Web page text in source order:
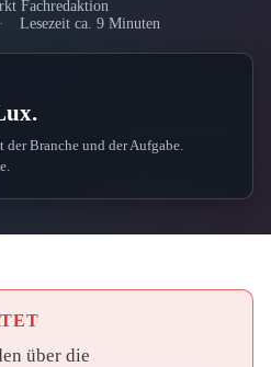
Fachredaktion
Lesezeit ca. 9 Minuten
Branche und der Aufgabe.
über die